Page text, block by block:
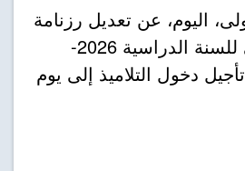
اليوم، عن تعديل رزنامة
الدخول المدرسي للسنة الدراسية 2026-
تأجيل دخول التلاميذ إلى يوم